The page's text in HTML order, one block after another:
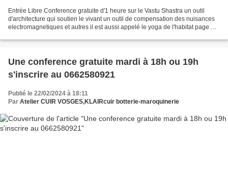
Entrée Libre Conference gratuite d'1 heure sur le Vastu Shastra un outil
d'architecture qui soutien le vivant un outil de compensation des nuisances
electromagnetiques et autres il est aussi appelé le yoga de l'habitat page FB;
Une conference gratuite mardi à 18h ou 19h
s'inscrire au 0662580921
Publié le 22/02/2024 à 18:11
Par Atelier CUIR VOSGES,KLAIRcuir botterie-maroquinerie